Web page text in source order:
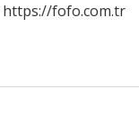
https://fofo.com.tr